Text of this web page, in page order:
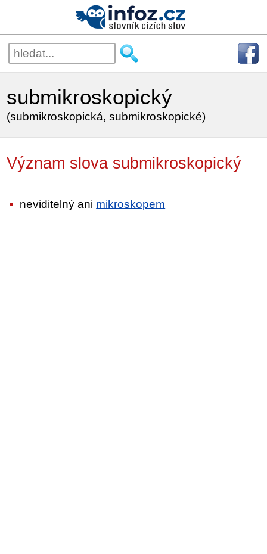
submikroskopický
(submikroskopická, submikroskopické)
Význam slova submikroskopický
neviditelný ani mikroskopem